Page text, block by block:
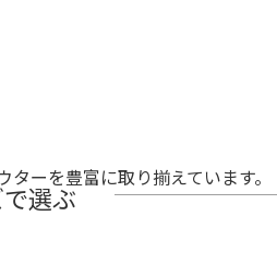
ーを豊富に取り揃えています。
選ぶ